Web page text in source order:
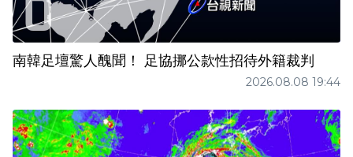
南韓足壇驚人醜聞！ 足協挪公款性招待外籍裁判
2026.08.08 19:44